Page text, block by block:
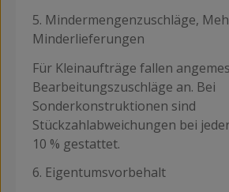
5. Mindermengenzuschläge,
Minderlieferungen
Für Kleinaufträge fallen
Bearbeitungszuschläge an. Bei
Sonderkonstruktionen sind
Stückzahlabweichungen bei
10 % gestattet.
6. Eigentumsvorbehalt